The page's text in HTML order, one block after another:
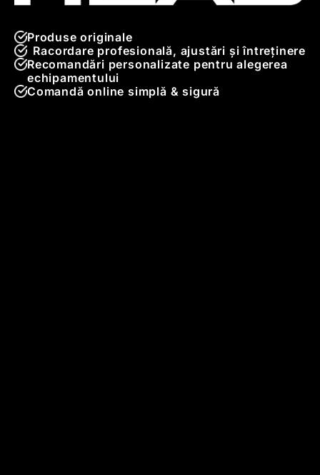
Produse originale
Racordare profesională, ajustări și întreținere
Recomandări personalizate pentru alegerea
echipamentului
Comandă online simplă & sigură